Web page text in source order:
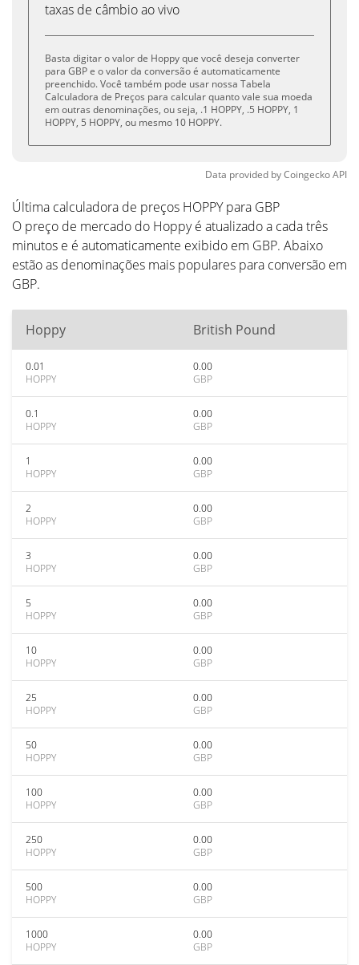
taxas de câmbio ao vivo
Basta digitar o valor de Hoppy que você deseja converter
para GBP e o valor da conversão é automaticamente
preenchido. Você também pode usar nossa Tabela
Calculadora de Preços para calcular quanto vale sua moeda
em outras denominações, ou seja, .1 HOPPY, .5 HOPPY, 1
HOPPY, 5 HOPPY, ou mesmo 10 HOPPY.
Data provided byCoingeckoAPI
Última calculadora de preços HOPPY para GBP
O preço de mercado do Hoppy é atualizado a cada três
minutos e é automaticamente exibido em GBP. Abaixo
estão as denominações mais populares para conversão em
GBP.
Hoppy British Pound
0.01
HOPPY
0.00
GBP
0.1
HOPPY
0.00
GBP
1
HOPPY
0.00
GBP
2
HOPPY
0.00
GBP
3
HOPPY
0.00
GBP
5
HOPPY
0.00
GBP
10
HOPPY
0.00
GBP
25
HOPPY
0.00
GBP
50
HOPPY
0.00
GBP
100
HOPPY
0.00
GBP
250
HOPPY
0.00
GBP
500
HOPPY
0.00
GBP
1000
HOPPY
0.00
GBP